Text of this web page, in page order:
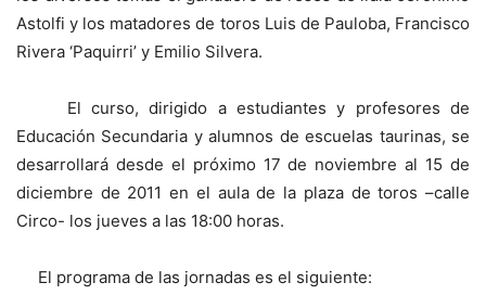
Astolfi y los matadores de toros Luis de Pauloba, Francisco
Rivera ‘Paquirri’ y Emilio Silvera.
El curso, dirigido a estudiantes y profesores de
Educación Secundaria y alumnos de escuelas taurinas, se
desarrollará desde el próximo 17 de noviembre al 15 de
diciembre de 2011 en el aula de la plaza de toros –calle
Circo- los jueves a las 18:00 horas.
El programa de las jornadas es el siguiente: